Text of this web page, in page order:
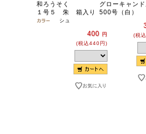
和ろうそく
１号５ 朱 箱入り
シュ
400 円
(税込440円)
グローキャン
500号（白）
(税